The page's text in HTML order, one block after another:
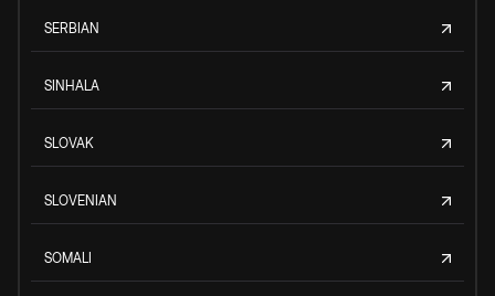
SERBIAN
SINHALA
SLOVAK
SLOVENIAN
SOMALI